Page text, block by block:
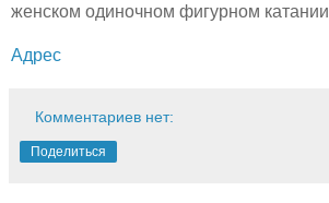
женском одиночном фигурном катании
Адрес
Комментариев нет:
Поделиться